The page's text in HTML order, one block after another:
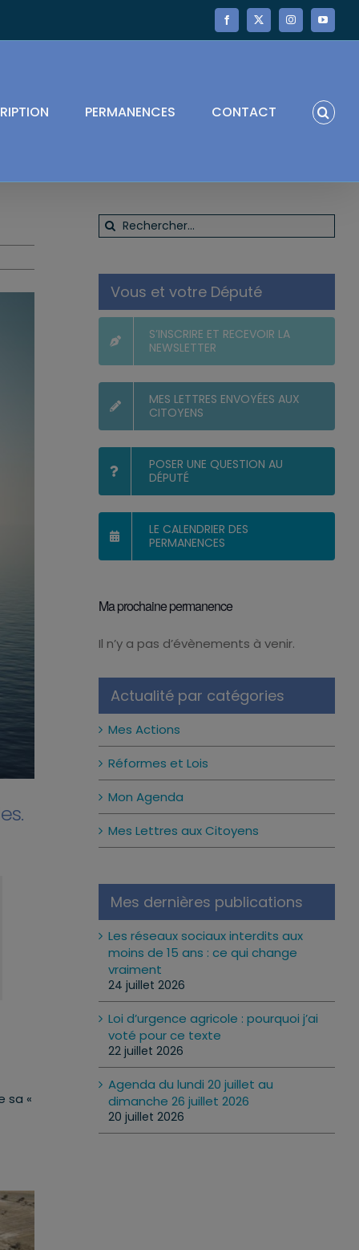
Facebook
X InstagramYouTube
PERMANENCES CONTACT
sa «
Rechercher:
Vous et votre Député
S’INSCRIRE ET RECEVOIR LA
NEWSLETTER
MES LETTRES ENVOYÉES AUX
CITOYENS
POSER UNE QUESTION AU
DÉPUTÉ
LE CALENDRIER DES
PERMANENCES
Ma prochaine permanence
Notice
Il n’y a pas d’évènements à venir.
Actualité par catégories
Mes Actions
Réformes et Lois
Mon Agenda
Mes Lettres aux Citoyens
Mes dernières publications
Les réseaux sociaux interdits aux
moins de 15 ans : ce qui change
vraiment
24 juillet 2026
Loi d’urgence agricole : pourquoi j’ai
voté pour ce texte
22 juillet 2026
Agenda du lundi 20 juillet au
dimanche 26 juillet 2026
20 juillet 2026